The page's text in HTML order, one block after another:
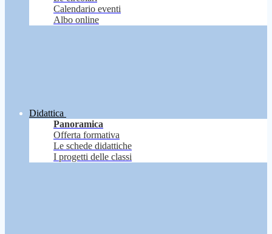
Calendario eventi
Albo online
Didattica
Panoramica
Offerta formativa
Le schede didattiche
I progetti delle classi